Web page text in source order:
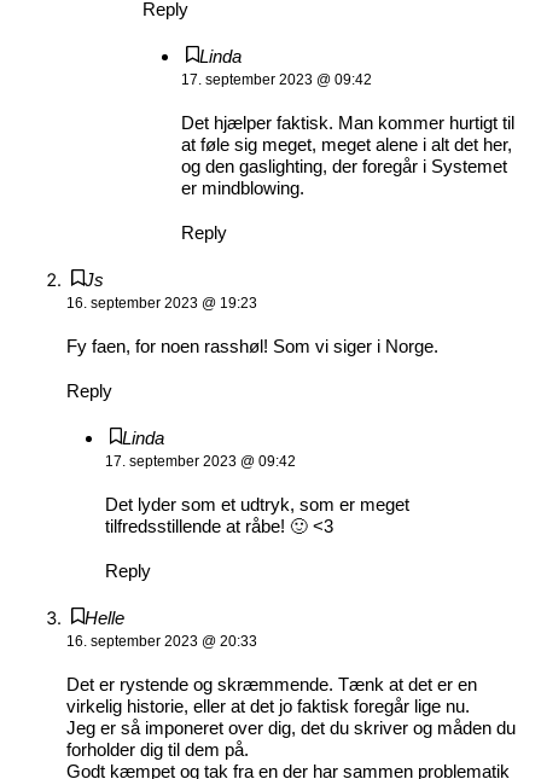
Reply
Linda
17. september 2023 @ 09:42
Det hjælper faktisk. Man kommer hurtigt til
at føle sig meget, meget alene i alt det her,
og den gaslighting, der foregår i Systemet
er mindblowing.
Reply
Js
16. september 2023 @ 19:23
Fy faen, for noen rasshøl! Som vi siger i Norge.
Reply
Linda
17. september 2023 @ 09:42
Det lyder som et udtryk, som er meget
tilfredsstillende at råbe! 🙂 <3
Reply
Helle
16. september 2023 @ 20:33
Det er rystende og skræmmende. Tænk at det er en
virkelig historie, eller at det jo faktisk foregår lige nu.
Jeg er så imponeret over dig, det du skriver og måden du
forholder dig til dem på.
Godt kæmpet og tak fra en der har sammen problematik